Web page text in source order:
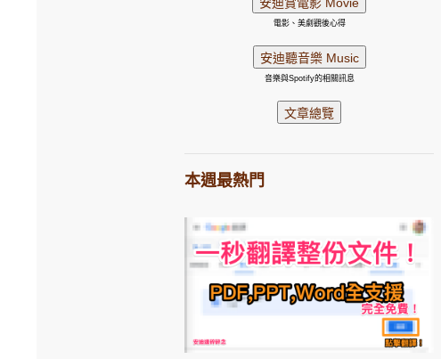
電影、美劇觀後心得
音樂與Spotify的相關訊息
本週最熱門